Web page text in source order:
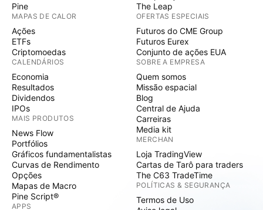
Pine
MAPAS DE CALOR
Ações
ETFs
Criptomoedas
CALENDÁRIOS
Economia
Resultados
Dividendos
IPOs
MAIS PRODUTOS
News Flow
Portfólios
Gráficos fundamentalistas
Curvas de Rendimento
Opções
Mapas de Macro
Pine Script®
APPS
The Leap
OFERTAS ESPECIAIS
Futuros do CME Group
Futuros Eurex
Conjunto de ações EUA
SOBRE A EMPRESA
Quem somos
Missão espacial
Blog
Central de Ajuda
Carreiras
Media kit
MERCHAN
Loja TradingView
Cartas de Tarô para traders
The C63 TradeTime
POLÍTICAS & SEGURANÇA
Termos de Uso